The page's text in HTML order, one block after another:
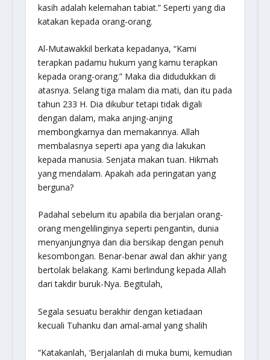
kasih adalah kelemahan tabiat.” Seperti yang dia
katakan kepada orang-orang.
Al-Mutawakkil berkata kepadanya, “Kami
terapkan padamu hukum yang kamu terapkan
kepada orang-orang.” Maka dia didudukkan di
atasnya. Selang tiga malam dia mati, dan itu pada
tahun 233 H. Dia dikubur tetapi tidak digali
dengan dalam, maka anjing-anjing
membongkarnya dan memakannya. Allah
membalasnya seperti apa yang dia lakukan
kepada manusia. Senjata makan tuan. Hikmah
yang mendalam. Apakah ada peringatan yang
berguna?
Padahal sebelum itu apabila dia berjalan orang-
orang mengelilinginya seperti pengantin, dunia
menyanjungnya dan dia bersikap dengan penuh
kesombongan. Benar-benar awal dan akhir yang
bertolak belakang. Kami berlindung kepada Allah
dari takdir buruk-Nya. Begitulah,
Segala sesuatu berakhir dengan ketiadaan
kecuali Tuhanku dan amal-amal yang shalih
“Katakanlah, ‘Berjalanlah di muka bumi, kemudian